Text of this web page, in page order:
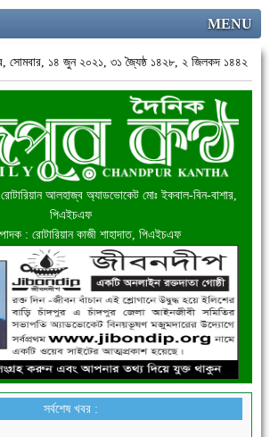
MENU
সোমবার, ১৪ জুন ২০২১, ৩১ জ্যৈষ্ঠ ১৪২৮, ২ জিলকদ ১৪৪২
আলহাজ্ব অ্যাডভোকেট মোঃ ইকবাল-বিন-বাশার,
পিএইচএফ
: রোটারিয়ান কাজী শাহাদাত, পিএইচএফ
সর্বশেষ খবর :